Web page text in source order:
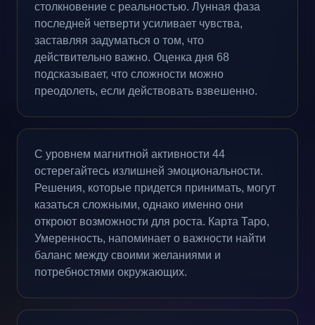
столкновение с реальностью. Лунная фаза
последней четверти усиливает чувства,
заставляя задуматься о том, что
действительно важно. Оценка дня 68
подсказывает, что сложности можно
преодолеть, если действовать взвешенно.
С уровнем магнитной активности 44
остерегайтесь излишней эмоциональности.
Решения, которые придется принимать, могут
казаться сложными, однако именно они
откроют возможности для роста. Карта Таро,
Умеренность, напоминает о важности найти
баланс между своими желаниями и
потребностями окружающих.